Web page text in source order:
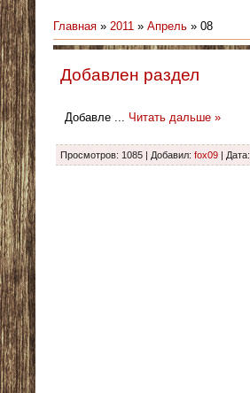
Главная » 2011 » Апрель » 08
Добавлен раздел
Добавле Читать дальше »
Просмотров: 1085 | Добавил: fox09 | Дата: